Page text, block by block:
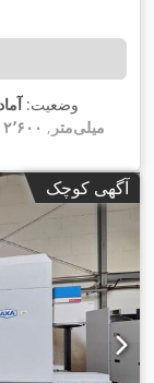
وضعیت:
۲٬۶۰۰ میلی‌متر ,
آگهی کوچک